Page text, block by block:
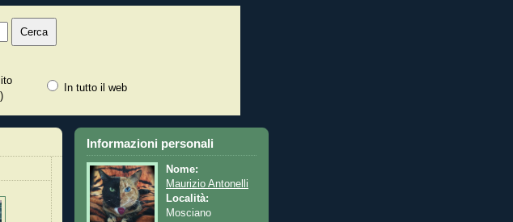
)
In tutto il web
Informazioni personali
Nome:
Maurizio Antonelli
Località:
Mosciano